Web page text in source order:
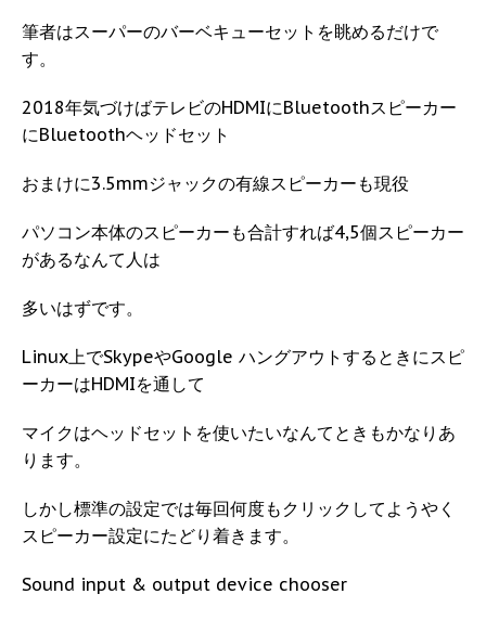
筆者はスーパーのバーベキューセットを眺めるだけで
す。
2018年気づけばテレビのHDMIにBluetoothスピーカー
にBluetoothヘッドセット
おまけに3.5mmジャックの有線スピーカーも現役
パソコン本体のスピーカーも合計すれば4,5個スピーカー
があるなんて人は
多いはずです。
Linux上でSkypeやGoogle ハングアウトするときにスピ
ーカーはHDMIを通して
マイクはヘッドセットを使いたいなんてときもかなりあ
ります。
しかし標準の設定では毎回何度もクリックしてようやく
スピーカー設定にたどり着きます。
Sound input & output device chooser